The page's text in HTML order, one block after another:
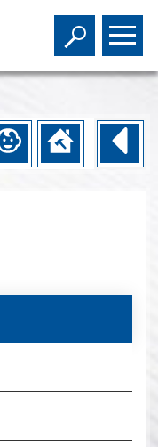
Toggle